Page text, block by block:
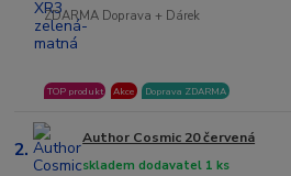
ZDARMA Doprava + Dárek
TOP produkt Akce Doprava ZDARMA
2. Author Cosmic 20 červená
skladem dodavatel 1 ks